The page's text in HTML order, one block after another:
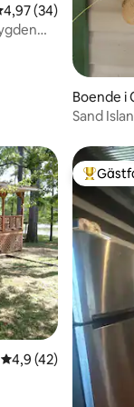
av 5 i
4,97 (34)
Boende i
Sand
4,9 av 5 i
4,9 (42)